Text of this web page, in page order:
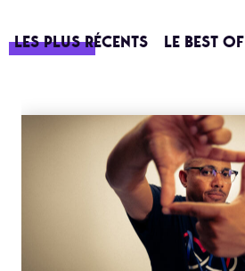
LES PLUS RÉCENTS LE BEST OF